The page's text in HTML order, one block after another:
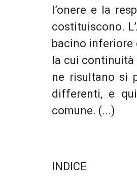
l’onere e la
costituiscono.
bacino inferiore
la cui
ne risultano si
differenti, e
comune. (...)
INDICE